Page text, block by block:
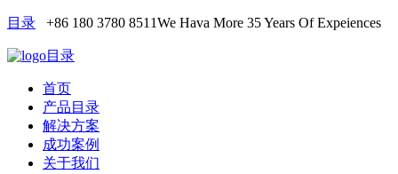
目录 +86 180 3780 8511We Hava More 35 Years Of Expeiences
目录
首页
产品目录
解决方案
成功案例
关于我们